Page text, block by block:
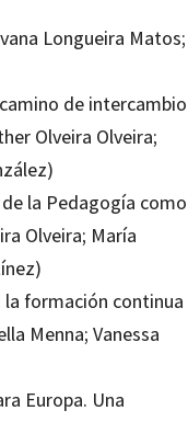
Longueira Matos;
de
Olveira Olveira;
la Pedagogía como
Olveira; María
la formación continua
Menna; Vanessa
Europa. Una